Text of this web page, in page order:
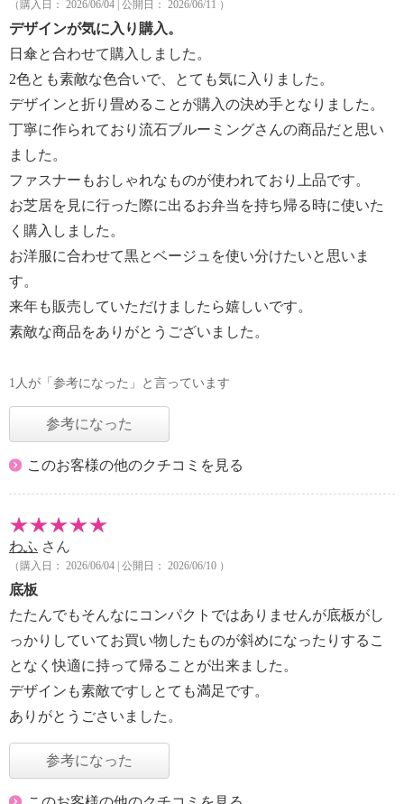
（購入日： 2026/06/04 | 公開日： 2026/06/11 ）
デザインが気に入り購入。
日傘と合わせて購入しました。
2色とも素敵な色合いで、とても気に入りました。
デザインと折り畳めることが購入の決め手となりました。
丁寧に作られており流石ブルーミングさんの商品だと思い
ました。
ファスナーもおしゃれなものが使われており上品です。
お芝居を見に行った際に出るお弁当を持ち帰る時に使いた
く購入しました。
お洋服に合わせて黒とベージュを使い分けたいと思いま
す。
来年も販売していただけましたら嬉しいです。
素敵な商品をありがとうございました。
1人が「参考になった」と言っています
参考になった
このお客様の他のクチコミを見る
わふ さん
（購入日： 2026/06/04 | 公開日： 2026/06/10 ）
底板
たたんでもそんなにコンパクトではありませんが底板がし
っかりしていてお買い物したものが斜めになったりするこ
となく快適に持って帰ることが出来ました。
デザインも素敵ですしとても満足です。
ありがとうごさいました。
参考になった